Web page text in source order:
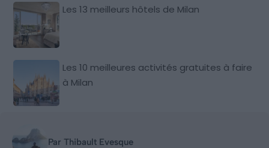
Les 13 meilleurs hôtels de Milan
Les 10 meilleures activités gratuites à faire
à Milan
Par Thibault Evesque